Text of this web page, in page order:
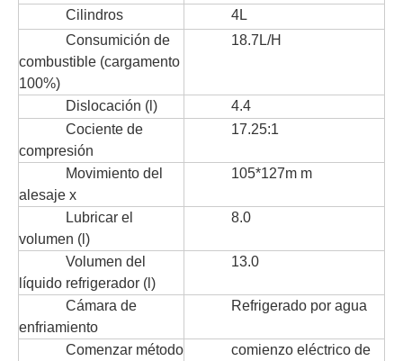
Cilindros
4L
Consumición de
combustible (cargamento
100%)
18.7L/H
Dislocación (l)
4.4
Cociente de
compresión
17.25:1
Movimiento del
alesaje x
105*127m m
Lubricar el
volumen (l)
8.0
Volumen del
líquido refrigerador (l)
13.0
Cámara de
enfriamiento
Refrigerado por agua
Comenzar método
comienzo eléctrico de